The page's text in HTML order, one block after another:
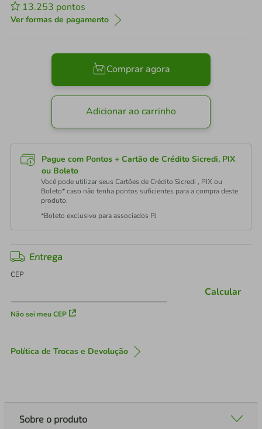
13.253 pontos
Ver formas de pagamento
Comprar agora
Adicionar ao carrinho
Pague com Pontos + Cartão de Crédito Sicredi, PIX
ou Boleto
Você pode utilizar seus Cartões de Crédito Sicredi , PIX ou
Boleto* caso não tenha pontos suficientes para a compra deste
produto.
*Boleto exclusivo para associados PJ
Entrega
CEP
Não sei meu CEP
Calcular
Política de Trocas e Devolução
Sobre o produto